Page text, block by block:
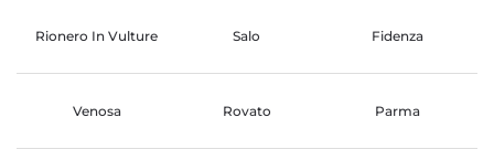
Rionero In Vulture Salo Fidenza
Venosa Rovato Parma